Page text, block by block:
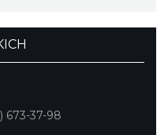
673-37-98